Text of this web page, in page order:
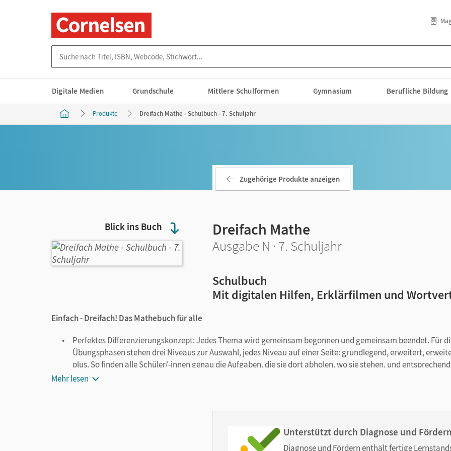
Digitale Medien Grundschule Mittlere Schulformen Gymnasium Berufliche Bildung
Produkte Dreifach Mathe - Schulbuch - 7. Schuljahr
Blick ins Buch
Zugehörige Produkte anzeigen
Dreifach Mathe
Ausgabe N · 7. Schuljahr
Schulbuch
Mit digitalen Hilfen, Erklärfilmen und
Einfach - Dreifach! Das Mathebuch für alle
Perfektes Differenzierungskonzept: Jedes Thema wird gemeinsam begonnen und gemeinsam beendet. Für
Übungsphasen stehen drei Niveaus zur Auswahl, jedes Niveau auf einer Seite: grundlegend, erweitert,
plus. So finden alle Schüler/-innen genau die Aufgaben, die sie dort abholen, wo sie stehen, und entsprechend
ihrer Fähigkeiten maximal fördern. Ohne großen Vorbereitungsaufwand.
Hervorragende Diagnose- und Fördermöglichkeiten: Drei Tests - von der Vorbereitung bis zum Abschlusstest -
unterstützen die Schüler/-innen dabei, ihre Wissenslücken selbstständig zu erkennen und zu schließen.
Mehr lesen
Unterstützt durch Diagnose und Fördern
Diagnose und Fördern enthält fertige